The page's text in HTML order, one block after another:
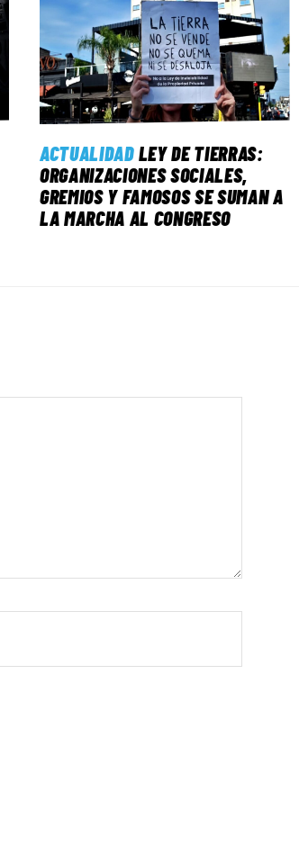
ACTUALIDAD LEY DE TIERRAS:
ORGANIZACIONES SOCIALES,
GREMIOS Y FAMOSOS SE SUMAN A
LA MARCHA AL CONGRESO